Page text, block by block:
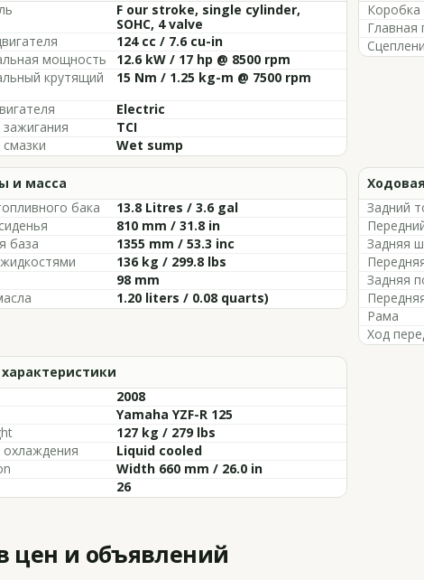
F our stroke, single cylinder,
SOHC, 4 valve
124 cc / 7.6 cu-in
мощность
12.6 kW / 17 hp @ 8500 rpm
крутящий
15 Nm / 1.25 kg-m @ 7500 rpm
Electric
TCI
Wet sump
Коробка
Главная
и масса
бака
13.8 Litres / 3.6 gal
810 mm / 31.8 in
база
1355 mm / 53.3 inc
136 kg / 299.8 lbs
98 mm
1.20 liters / 0.08 quarts)
Задний
Задняя
Задняя
Рама
Ход
2008
Yamaha YZF-R 125
127 kg / 279 lbs
Liquid cooled
Width 660 mm / 26.0 in
26
цен и объявлений